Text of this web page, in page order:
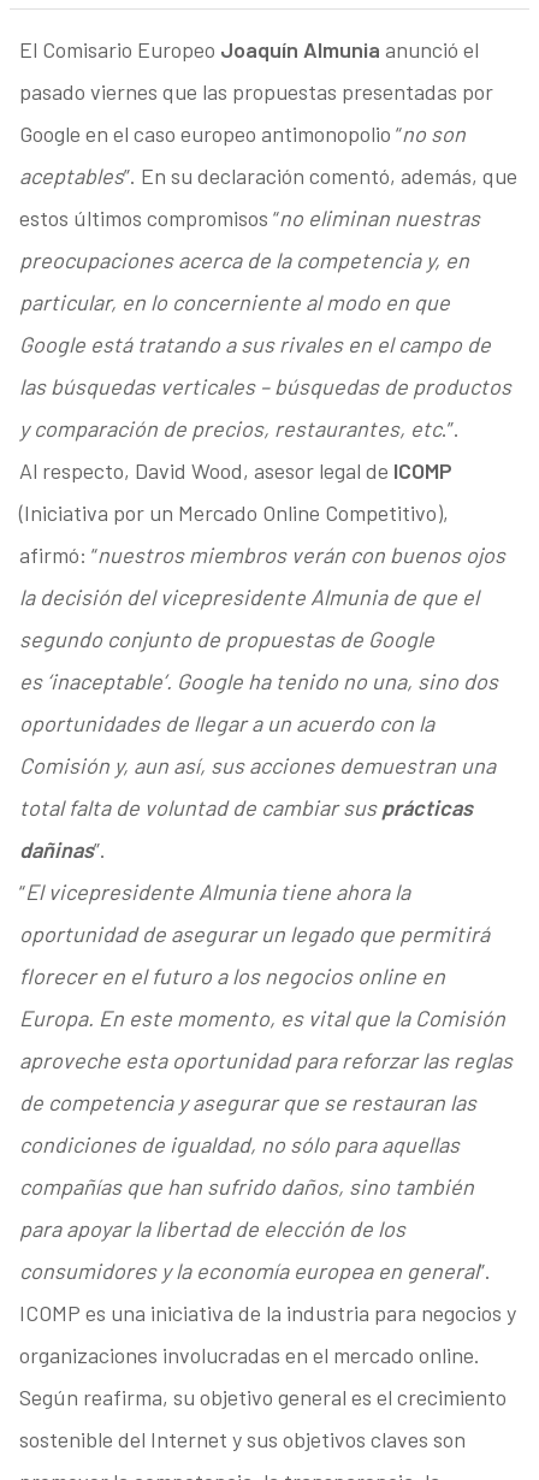
El Comisario Europeo Joaquín Almunia anunció el
pasado viernes que las propuestas presentadas por
Google en el caso europeo antimonopolio “no son
aceptables”. En su declaración comentó, además, que
estos últimos compromisos “no eliminan nuestras
preocupaciones acerca de la competencia y, en
particular, en lo concerniente al modo en que
Google está tratando a sus rivales en el campo de
las búsquedas verticales – búsquedas de productos
y comparación de precios, restaurantes, etc.”.
Al respecto, David Wood, asesor legal de ICOMP
(Iniciativa por un Mercado Online Competitivo),
afirmó: “nuestros miembros verán con buenos ojos
la decisión del vicepresidente Almunia de que el
segundo conjunto de propuestas de Google
es ‘inaceptable’. Google ha tenido no una, sino dos
oportunidades de llegar a un acuerdo con la
Comisión y, aun así, sus acciones demuestran una
total falta de voluntad de cambiar susprácticas
dañinas”.
“El vicepresidente Almunia tiene ahora la
oportunidad de asegurar un legado que permitirá
florecer en el futuro a los negocios online en
Europa. En este momento, es vital que la Comisión
aproveche esta oportunidad para reforzar las reglas
de competencia y asegurar que se restauran las
condiciones de igualdad, no sólo para aquellas
compañías que han sufrido daños, sino también
para apoyar la libertad de elección de los
consumidores y la economía europea en general”.
ICOMP es una iniciativa de la industria para negocios y
organizaciones involucradas en el mercado online.
Según reafirma, su objetivo general es el crecimiento
sostenible del Internet y sus objetivos claves son